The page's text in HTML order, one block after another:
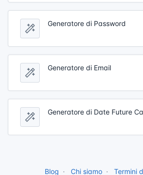
Generatore di Password
Generatore di Email
Generatore di Date Future
Blog Chi siamo Termini